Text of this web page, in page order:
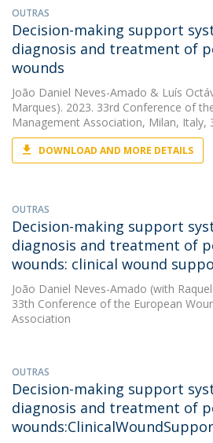
OUTRAS
Decision-making support
diagnosis and treatment of
wounds
João Daniel Neves-Amado & Luís
Marques). 2023. 33rd Conference of
Management Association, Milan, Italy,
DOWNLOAD AND MORE DETAILS
OUTRAS
Decision-making support
diagnosis and treatment of
wounds: clinical wound
João Daniel Neves-Amado (with
33th Conference of the European
Association
OUTRAS
Decision-making support
diagnosis and treatment of